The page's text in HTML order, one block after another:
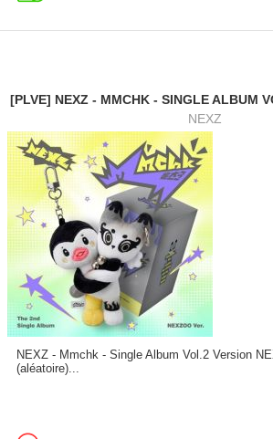
[PLVE] NEXZ - MMCHK - SINGLE ALBUM
NEXZ
NEXZ - Mmchk - Single Album Vol.2 Version
(aléatoire)...